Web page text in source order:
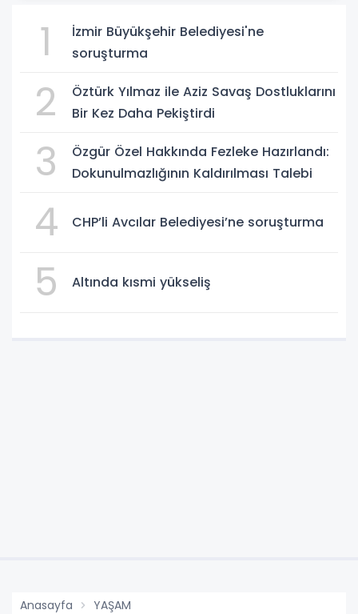
1
İzmir Büyükşehir Belediyesi'ne
soruşturma
2
Öztürk Yılmaz ile Aziz Savaş Dostluklarını
Bir Kez Daha Pekiştirdi
3
Özgür Özel Hakkında Fezleke Hazırlandı:
Dokunulmazlığının Kaldırılması Talebi
4 CHP’li Avcılar Belediyesi’ne soruşturma
5 Altında kısmi yükseliş
Anasayfa YAŞAM